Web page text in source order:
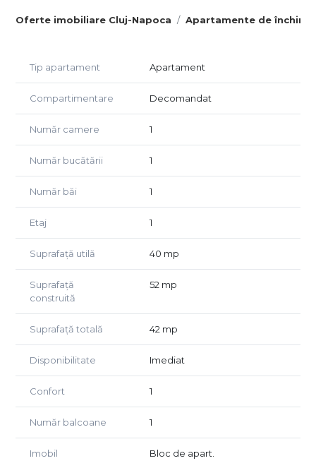
Oferte imobiliare Cluj-Napoca Apartamente de
termopan, aragaz, frigider, masina de spalat rufe si se
inchiriaza complet mobilat si utilat conform fotografiilor
Pentru confortul dumneavoastra apartamentul dispune si
de un loc de parcare.
Apartamentul se afla in apropierea statiilor de autobus, a
farmaciilor, a magazinelor si a altor puncte de interes.
Pentru mai multe detalii sau pentru a programa o
puteti suna la numerele de telefon afisate.
Tip apartament Apartament
Compartimentare Decomandat
Număr camere 1
Număr bucătării 1
Număr băi 1
Etaj 1
Suprafață utilă 40 mp
Suprafață
construită
52 mp
Suprafață totală 42 mp
Disponibilitate Imediat
Confort 1
Număr balcoane 1
Imobil Bloc de apart.